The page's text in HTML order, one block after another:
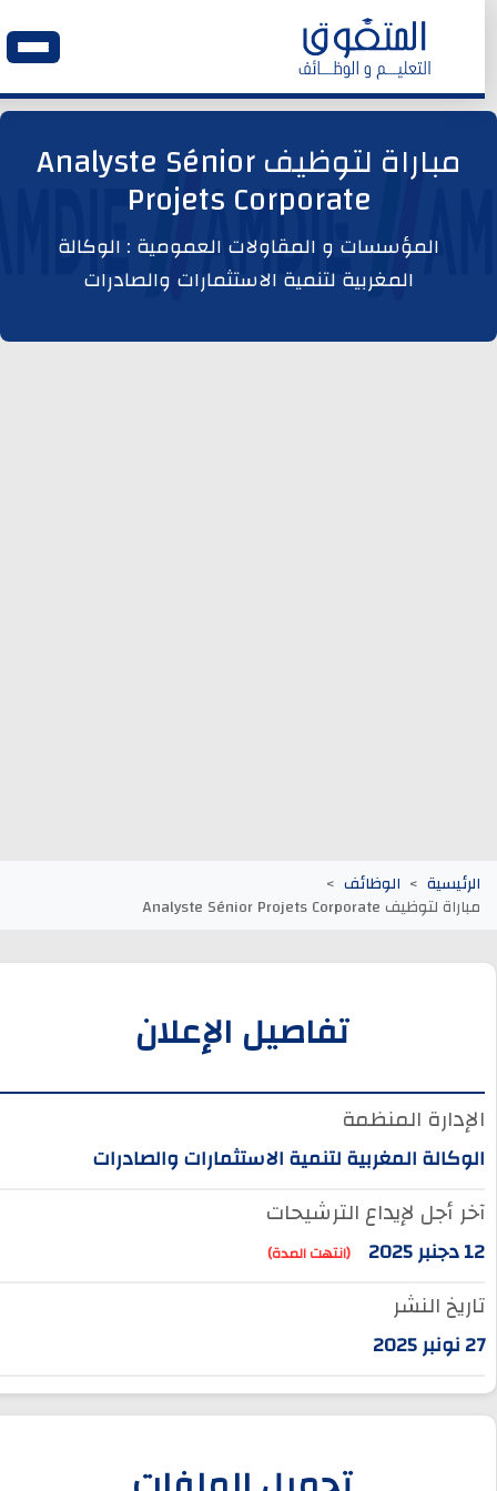
ابحث عن وظيفة
مباراة لتوظيف Analyste Sénior
Projets Corporate
المؤسسات و المقاولات العمومية : الوكالة
المغربية لتنمية الاستثمارات والصادرات
الرئيسية الوظائف
مباراة لتوظيف Analyste Sénior Projets Corporate
تفاصيل الإعلان
الإدارة المنظمة
الوكالة المغربية لتنمية الاستثمارات والصادرات
آخر أجل لإيداع الترشيحات
12 دجنبر 2025 (انتهت المدة)
تاريخ النشر
27 نونبر 2025